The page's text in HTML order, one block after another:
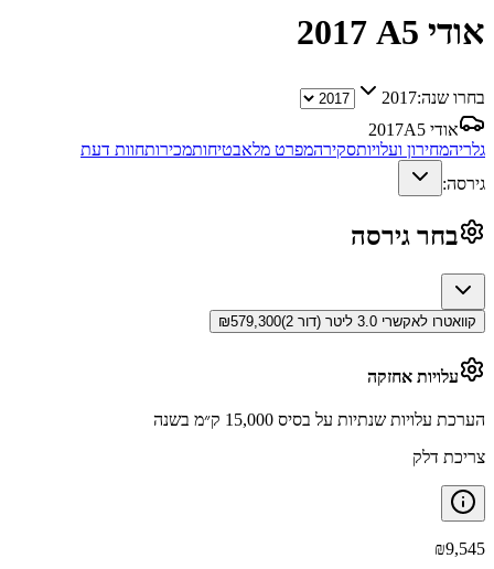
אודי A5 2017
בחרו שנה:2017
אודי A5
2017
גלריהמחירון ועלויותסקירהמפרט מלאבטיחותמכירותחוות דעת
גירסה:
בחר גירסה
קוואטרו לאקשרי 3.0 ליטר (דור 2) ₪579,300
עלויות אחזקה
הערכת עלויות שנתיות על בסיס 15,000 ק״מ בשנה
צריכת דלק
₪9,545